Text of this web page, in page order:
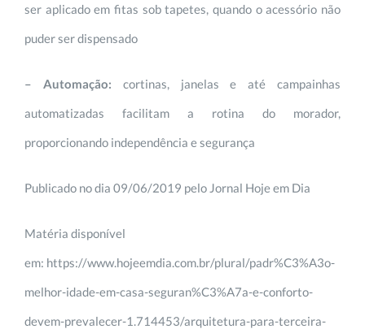
ser aplicado em fitas sob tapetes, quando o acessório não
puder ser dispensado
– Automação: cortinas, janelas e até campainhas
automatizadas facilitam a rotina do morador,
proporcionando independência e segurança
Publicado no dia 09/06/2019 pelo Jornal Hoje em Dia
Matéria disponível
em: https://www.hojeemdia.com.br/plural/padr%C3%A3o-
melhor-idade-em-casa-seguran%C3%A7a-e-conforto-
devem-prevalecer-1.714453/arquitetura-para-terceira-